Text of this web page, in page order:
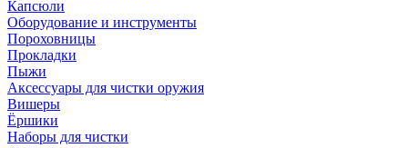
Капсюли
Оборудование и инструменты
Пороховницы
Прокладки
Пыжи
Аксессуары для чистки оружия
Вишеры
Ёршики
Наборы для чистки